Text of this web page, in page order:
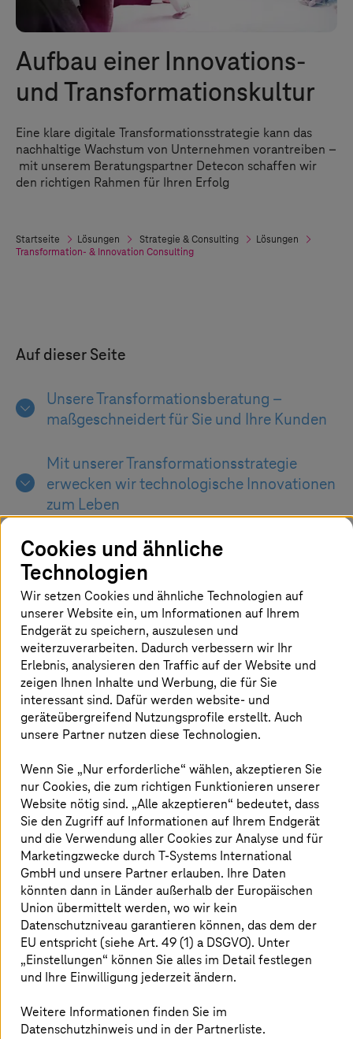
Aufbau einer Innovations-
und Transformationskultur
Eine klare digitale Transformationsstrategie kann das
nachhaltige Wachstum von Unternehmen vorantreiben –
mit unserem Beratungspartner Detecon schaffen wir
den richtigen Rahmen für Ihren Erfolg
Startseite Lösungen Strategie & Consulting
Lösungen
Transformation- & Innovation Consulting
Auf dieser Seite
Unsere Transformationsberatung –
maßgeschneidert für Sie und Ihre Kunden
Mit unserer Transformationsstrategie
erwecken wir technologische Innovationen
zum Leben
Digitalisierung entlang der
Innovationswertschöpfungskette
Unabhängig von der Größe eines
Unternehmens erweitern Innovationen
den Raum für Wachstum, sodass
werden können. Strategische
Initiativen, die diesen Wandel
vorantreiben, sind entscheidend für
den Erfolg von Unternehmen. Unsere
Mission ist es, die Strategie unserer
Kunden zum Leben zu erwecken, indem
wir Ideen erfolgreich in echte Business-
Mehrwerte umwandeln. Gemeinsam
mit Detecon konzentriert sich
integrieren und Ihre Mitarbeiter zu
Cookies und ähnliche
Technologien
Wir setzen Cookies und ähnliche Technologien auf
unserer Website ein, um Informationen auf Ihrem
Endgerät zu speichern, auszulesen und
weiterzuverarbeiten. Dadurch verbessern wir Ihr
Erlebnis, analysieren den Traffic auf der Website und
zeigen Ihnen Inhalte und Werbung, die für Sie
interessant sind. Dafür werden website- und
geräteübergreifend Nutzungsprofile erstellt. Auch
unsere Partner nutzen diese Technologien.
Wenn Sie „Nur erforderliche“ wählen, akzeptieren Sie
nur Cookies, die zum richtigen Funktionieren unserer
Website nötig sind. „Alle akzeptieren“ bedeutet, dass
Sie den Zugriff auf Informationen auf Ihrem Endgerät
und die Verwendung aller Cookies zur Analyse und für
Marketingzwecke durchT-Systems International
GmbH und unsere Partner erlauben. Ihre Daten
könnten dann in Länder außerhalb der Europäischen
Union übermittelt werden, wo wir kein
Datenschutzniveau garantieren können, das dem der
EU entspricht (siehe Art. 49 (1) a DSGVO). Unter
„Einstellungen“ können Sie alles im Detail festlegen
und Ihre Einwilligung jederzeit ändern.
Weitere Informationen finden Sie im
Datenschutzhinweis und in der Partnerliste.